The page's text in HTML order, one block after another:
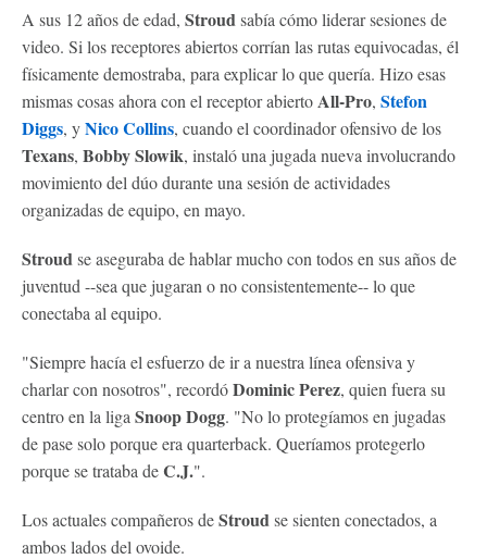
A sus 12 años de edad, Stroud sabía cómo liderar sesiones de
video. Si los receptores abiertos corrían las rutas equivocadas, él
físicamente demostraba, para explicar lo que quería. Hizo esas
mismas cosas ahora con el receptor abierto All-Pro, Stefon
Diggs, yNico Collins, cuando el coordinador ofensivo de los
Texans, Bobby Slowik, instaló una jugada nueva involucrando
movimiento del dúo durante una sesión de actividades
organizadas de equipo, en mayo.
Stroud se aseguraba de hablar mucho con todos en sus años de
juventud --sea que jugaran o no consistentemente-- lo que
conectaba al equipo.
"Siempre hacía el esfuerzo de ir a nuestra línea ofensiva y
charlar con nosotros", recordóDominic Perez, quien fuera su
centro en la liga Snoop Dogg. "No lo protegíamos en jugadas
de pase solo porque era quarterback. Queríamos protegerlo
porque se trataba deC.J.".
Los actuales compañeros deStroud se sienten conectados, a
ambos lados del ovoide.